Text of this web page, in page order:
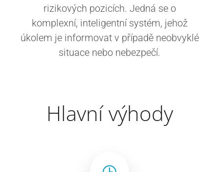
rizikových pozicích. Jedná se o
komplexní, inteligentní systém, jehož
úkolem je informovat v případě neobvyklé
situace nebo nebezpečí.
Hlavní výhody